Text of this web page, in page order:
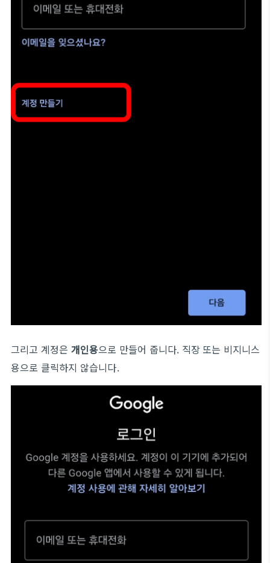
그리고 계정은 개인용으로 만들어 줍니다. 직장 또는 비지니스
용으로 클릭하지 않습니다.